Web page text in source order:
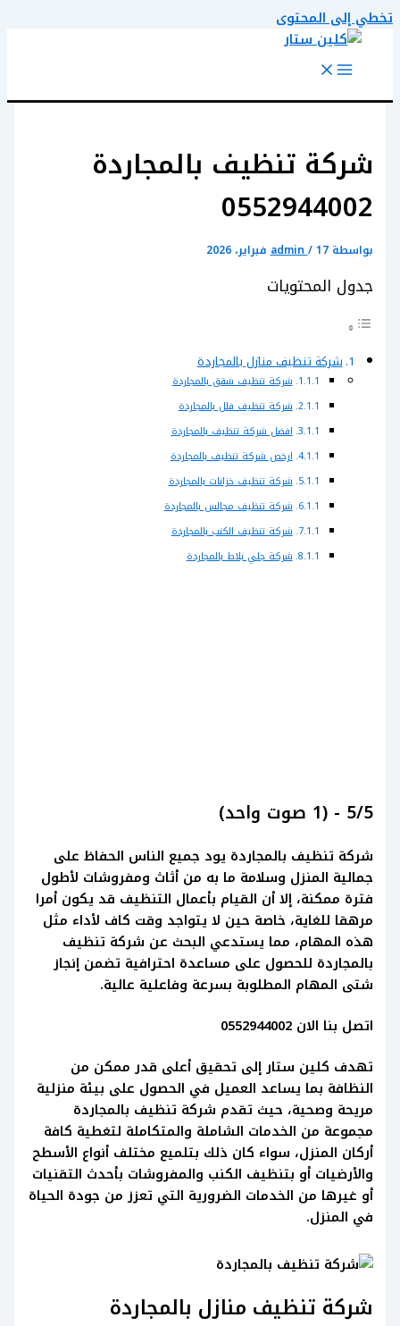
تخطي إلى المحتوى
شركة تنظيف بالمجاردة
0552944002
بواسطة admin/17 فبراير، 2026
جدول المحتويات
شركة تنظيف منازل بالمجاردة
شركة تنظيف شقق بالمجاردة
شركة تنظيف فلل بالمجاردة
افضل شركة تنظيف بالمجاردة
ارخص شركة تنظيف بالمجاردة
شركة تنظيف خزانات بالمجاردة
شركة تنظيف مجالس بالمجاردة
شركة تنظيف الكنب بالمجاردة
شركة جلي بلاط بالمجاردة
5/5 - (1 صوت واحد)
شركة تنظيف بالمجاردة يود جميع الناس الحفاظ على
جمالية المنزل وسلامة ما به من أثاث ومفروشات لأطول
فترة ممكنة، إلا أن القيام بأعمال التنظيف قد يكون أمرا
مرهقا للغاية، خاصة حين لا يتواجد وقت كاف لأداء مثل
هذه المهام، مما يستدعي البحث عن شركة تنظيف
بالمجاردة للحصول على مساعدة احترافية تضمن إنجاز
شتى المهام المطلوبة بسرعة وفاعلية عالية.
اتصل بنا الان 0552944002
تهدف كلين ستار إلى تحقيق أعلى قدر ممكن من
النظافة بما يساعد العميل في الحصول على بيئة منزلية
مريحة وصحية، حيث تقدم شركة تنظيف بالمجاردة
مجموعة من الخدمات الشاملة والمتكاملة لتغطية كافة
أركان المنزل، سواء كان ذلك بتلميع مختلف أنواع الأسطح
والأرضيات أو بتنظيف الكنب والمفروشات بأحدث التقنيات
أو غيرها من الخدمات الضرورية التي تعزز من جودة الحياة
في المنزل.
شركة تنظيف منازل بالمجاردة